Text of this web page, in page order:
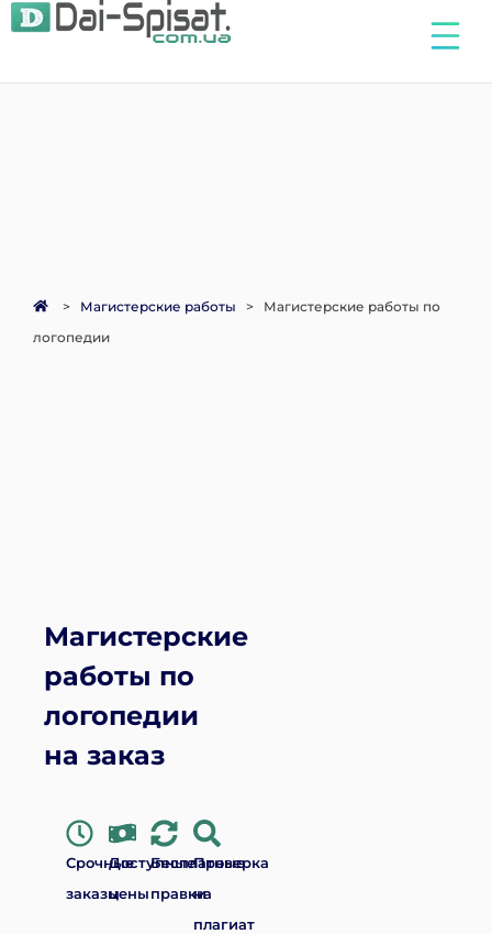
> Магистерские работы > Магистерские работы по
логопедии
Магистерские
работы по
логопедии
на заказ
Срочные
заказы
Доступные
цены
Бесплатные
правки
Проверка
на
плагиат